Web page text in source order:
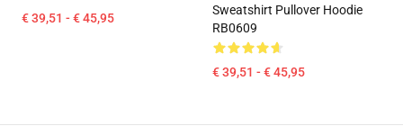
€ 39,51 - € 45,95
Sweatshirt Pullover Hoodie
RB0609
€ 39,51 - € 45,95